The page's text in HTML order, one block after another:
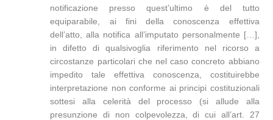
notificazione presso quest’ultimo è del tutto
equiparabile, ai fini della conoscenza effettiva
dell’atto, alla notifica all’imputato personalmente […],
in difetto di qualsivoglia riferimento nel ricorso a
circostanze particolari che nel caso concreto abbiano
impedito tale effettiva conoscenza, costituirebbe
interpretazione non conforme ai principi costituzionali
sottesi alla celerità del processo (si allude alla
presunzione di non colpevolezza, di cui all’art. 27